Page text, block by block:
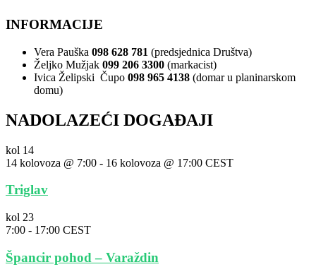
INFORMACIJE
Vera Pauška 098 628 781 (predsjednica Društva)
Željko Mužjak 099 206 3300 (markacist)
Ivica Želipski Čupo 098 965 4138 (domar u planinarskom
domu)
NADOLAZEĆI DOGAĐAJI
kol 14
14 kolovoza @ 7:00 - 16 kolovoza @ 17:00 CEST
Triglav
kol 23
7:00 - 17:00 CEST
Špancir pohod – Varaždin